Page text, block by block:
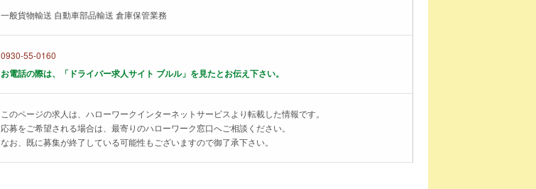
一般貨物輸送 自動車部品輸送 倉庫保管業務
0930-55-0160
お電話の際は、「ドライバー求人サイト ブルル」を見たとお伝え下さい。
このページの求人は、ハローワークインターネットサービスより転載した情報です。
応募をご希望される場合は、最寄りのハローワーク窓口へご相談ください。
なお、既に募集が終了している可能性もございますので御了承下さい。